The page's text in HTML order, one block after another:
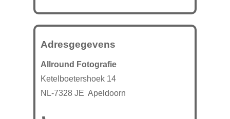
Adresgegevens
Allround Fotografie
Ketelboetershoek 14
NL-7328 JE Apeldoorn